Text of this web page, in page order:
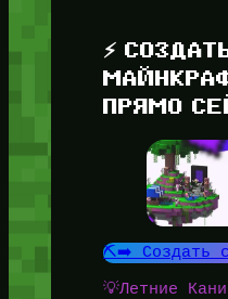
⚡
ПРЯМО
⛏️➡️ Создать
💡Летние